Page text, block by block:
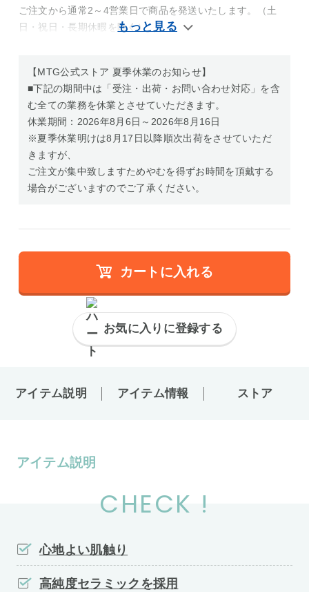
ご注文から通常2～4営業日で商品を発送いたします。（土
日・祝日・長期休暇を除く）
【MTG公式ストア 夏季休業のお知らせ】
■下記の期間中は「受注・出荷・お問い合わせ対応」を含
む全ての業務を休業とさせていただきます。
休業期間：2026年8月6日～2026年8月16日
※夏季休業明けは8月17日以降順次出荷をさせていただ
きますが、
ご注文が集中致しますためやむを得ずお時間を頂戴する
場合がございますのでご了承ください。
カートに入れる
お気に入りに登録する
アイテム説明 アイテム情報 ストア
アイテム説明
CHECK !
心地よい肌触り
高純度セラミックを採用